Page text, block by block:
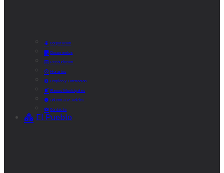
Corporación
Documentos
Recaudación
Horarios
Empleo y Formación
Plenos Municipales
Boletín «De Valde»
Contacta
El Pueblo